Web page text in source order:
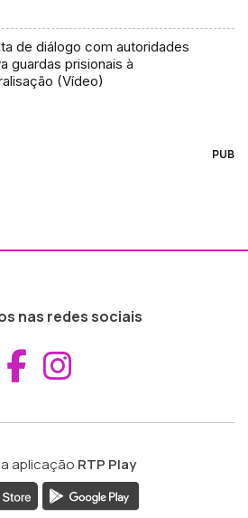
de diálogo com autoridades
guardas prisionais à
(Vídeo)
PUB
nas redes sociais
Aceder ao
aplicação RTP Play